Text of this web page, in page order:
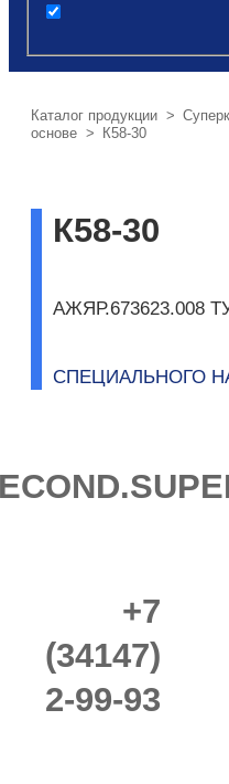
Каталог продукции >
основе > К58-30
К58-30
АЖЯР.673623.008
CПЕЦИАЛЬНОГО
+7
(34147)
2-99-93